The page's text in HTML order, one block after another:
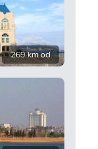
269 km od